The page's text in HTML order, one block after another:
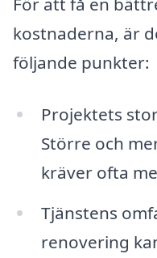
kostnaderna, är
följande punkter:
Projektets
Större och
kräver ofta
Tjänstens
renovering